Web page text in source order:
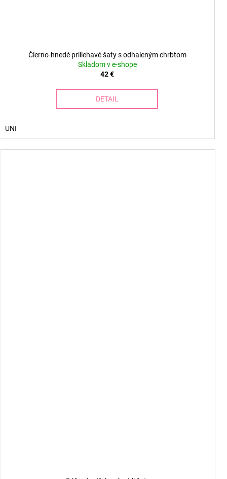
Čierno-hnedé priliehavé šaty s odhaleným chrbtom
Skladom v e-shope
42 €
DETAIL
UNI